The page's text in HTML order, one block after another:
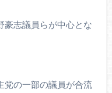
豪志議員らが中心とな
党の一部の議員が合流